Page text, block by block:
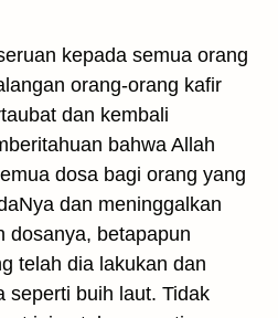
kepada semua orang
orang-orang kafir
dan kembali
bahwa Allah
dosa bagi orang yang
dan meninggalkan
dosanya, betapapun
telah dia lakukan dan
seperti buih laut. Tidak